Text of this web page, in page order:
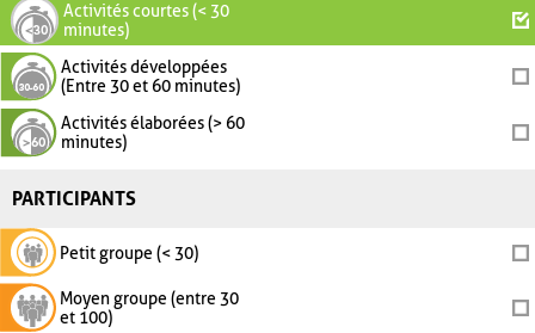
Activités courtes (< 30
minutes)
Activités développées
(Entre 30 et 60 minutes)
Activités élaborées (> 60
minutes)
PARTICIPANTS
Petit groupe (< 30)
Moyen groupe (entre 30
et 100)